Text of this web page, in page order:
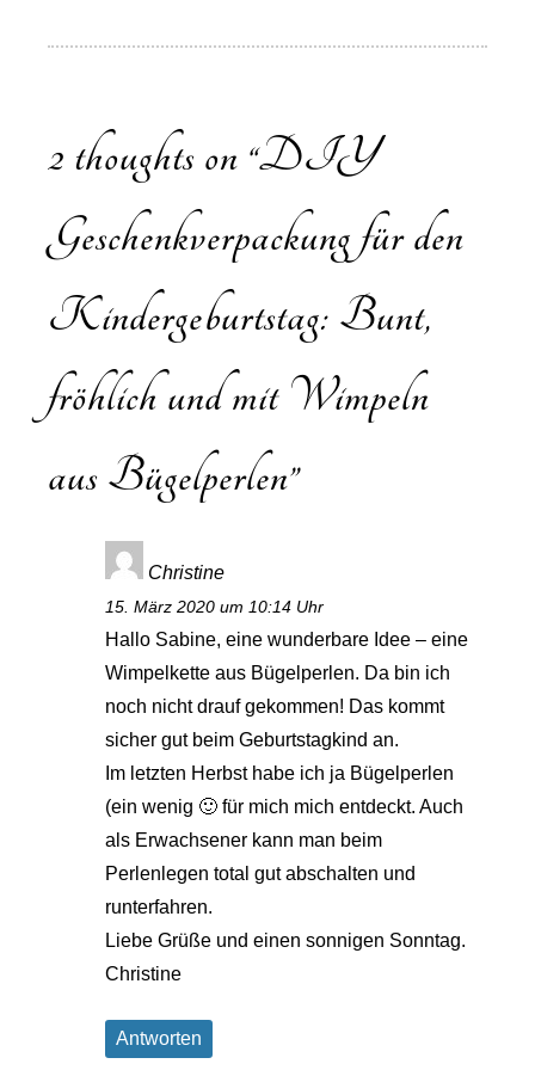
2 thoughts on “DIY
Geschenkverpackung für den
Kindergeburtstag: Bunt,
fröhlich und mit Wimpeln
aus Bügelperlen”
Christine
15. März 2020 um 10:14 Uhr
Hallo Sabine, eine wunderbare Idee – eine
Wimpelkette aus Bügelperlen. Da bin ich
noch nicht drauf gekommen! Das kommt
sicher gut beim Geburtstagkind an.
Im letzten Herbst habe ich ja Bügelperlen
(ein wenig 🙂 für mich mich entdeckt. Auch
als Erwachsener kann man beim
Perlenlegen total gut abschalten und
runterfahren.
Liebe Grüße und einen sonnigen Sonntag.
Christine
Antworten